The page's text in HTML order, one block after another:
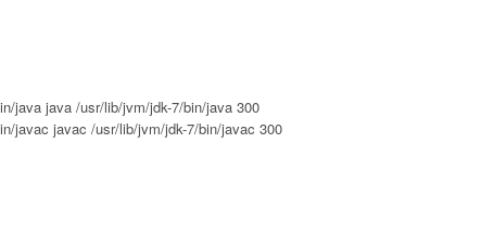
java java /usr/lib/jvm/jdk-7/bin/java 300
javac javac /usr/lib/jvm/jdk-7/bin/javac 300